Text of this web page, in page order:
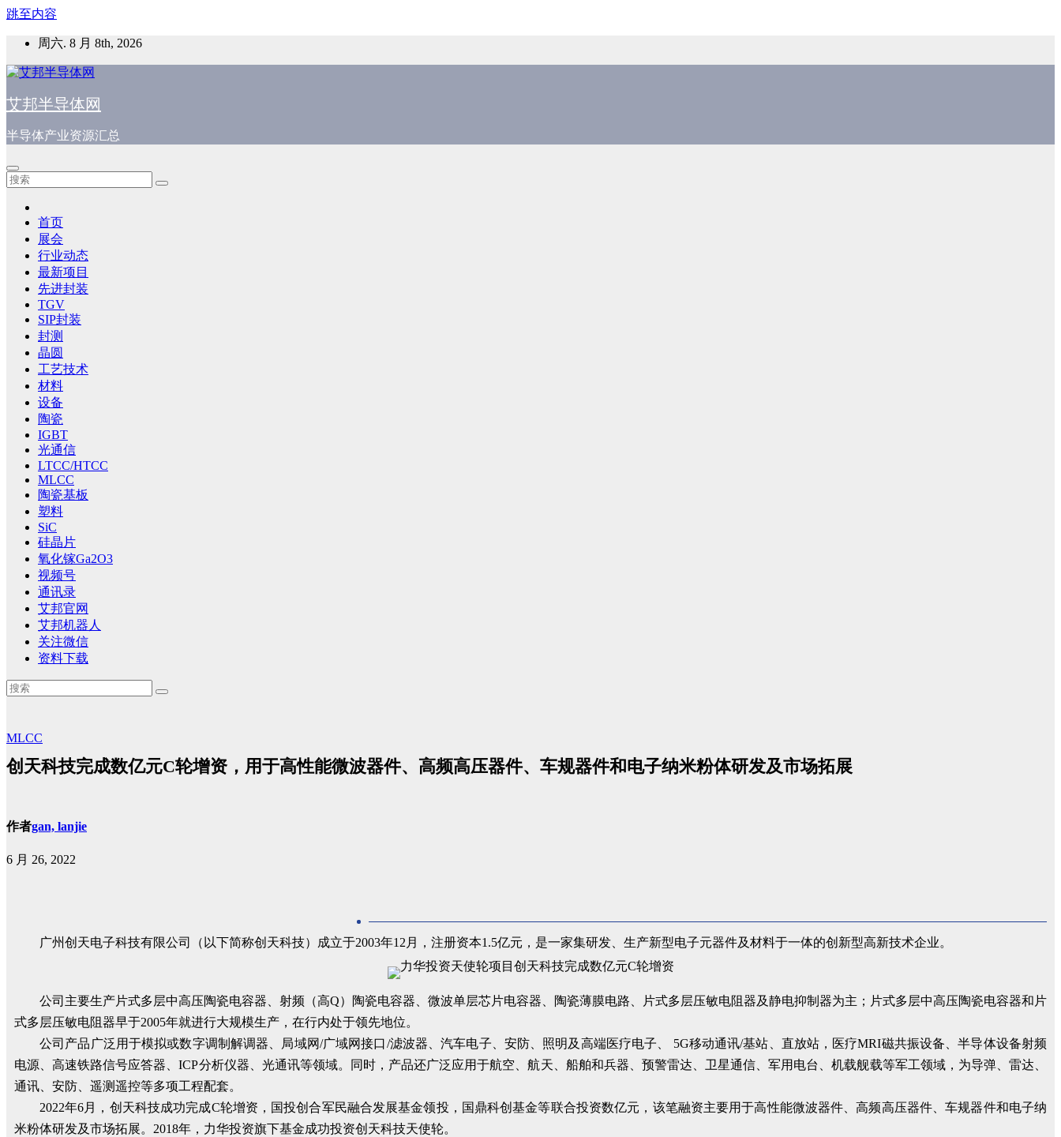
跳至内容
周六. 8 月 8th, 2026
艾邦半导体网
半导体产业资源汇总
首页
展会
行业动态
最新项目
先进封装
TGV
SIP封装
封测
晶圆
工艺技术
材料
设备
陶瓷
IGBT
光通信
LTCC/HTCC
MLCC
陶瓷基板
塑料
SiC
硅晶片
氧化镓Ga2O3
视频号
通讯录
艾邦官网
艾邦机器人
关注微信
资料下载
MLCC
创天科技完成数亿元C轮增资，用于高性能微波器件、高频高压器件、车规器件和电子纳米粉体研发及市场拓展
作者gan, lanjie
6 月 26, 2022
广州创天电子科技有限公司（以下简称创天科技）成立于2003年12月，注册资本1.5亿元，是一家集研发、生产新型电子元器件及材料于一体的创新型高新技术企业。
公司主要生产片式多层中高压陶瓷电容器、射频（高Q）陶瓷电容器、微波单层芯片电容器、陶瓷薄膜电路、片式多层压敏电阻器及静电抑制器为主；片式多层中高压陶瓷电容器和片
式多层压敏电阻器早于2005年就进行大规模生产，在行内处于领先地位。
公司产品广泛用于模拟或数字调制解调器、局域网/广域网接口/滤波器、汽车电子、安防、照明及高端医疗电子、 5G移动通讯/基站、直放站，医疗MRI磁共振设备、半导体设备射频
电源、高速铁路信号应答器、ICP分析仪器、光通讯等领域。同时，产品还广泛应用于航空、航天、船舶和兵器、预警雷达、卫星通信、军用电台、机载舰载等军工领域，为导弹、雷达、
通讯、安防、遥测遥控等多项工程配套。
2022年6月，创天科技成功完成C轮增资，国投创合军民融合发展基金领投，国鼎科创基金等联合投资数亿元，该笔融资主要用于高性能微波器件、高频高压器件、车规器件和电子纳
米粉体研发及市场拓展。2018年，力华投资旗下基金成功投资创天科技天使轮。